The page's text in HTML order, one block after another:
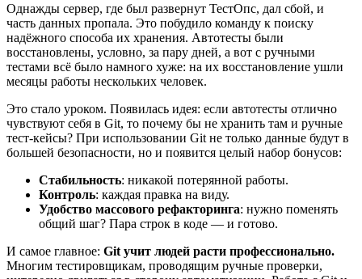
Однажды сервер, где был развернут ТестОпс, дал сбой, и
часть данных пропала. Это побудило команду к поиску
надёжного способа их хранения. Автотесты были
восстановлены, условно, за пару дней, а вот с ручными
тестами всё было намного хуже: на их восстановление ушли
месяцы работы нескольких человек.
Это стало уроком. Появилась идея: если автотесты отлично
чувствуют себя в Git, то почему бы не хранить там и ручные
тест-кейсы? При использовании Git не только данные будут в
большей безопасности, но и появится целый набор бонусов:
Стабильность: никакой потерянной работы.
Контроль: каждая правка на виду.
Удобство массового рефакторинга: нужно поменять
общий шаг? Пара строк в коде — и готово.
И самое главное: Git учит людей расти профессионально.
Многим тестировщикам, проводящим ручные проверки,